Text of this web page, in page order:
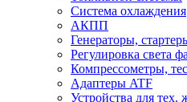
Система охлаждения
АКПП
Генераторы,
Регулировка света
Компрессометры,
Адаптеры ATF
Устройства для тех.